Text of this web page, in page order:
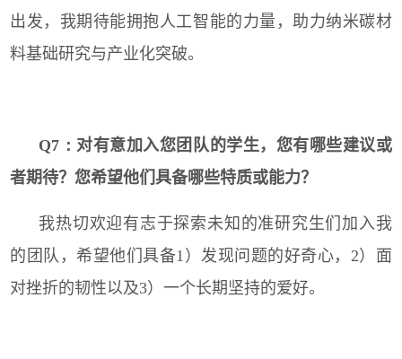
出发，我期待能拥抱人工智能的力量，助力纳米碳材
料基础研究与产业化突破。
Q7：对有意加入您团队的学生，您有哪些建议或
者期待？您希望他们具备哪些特质或能力？
我热切欢迎有志于探索未知的准研究生们加入我
的团队，希望他们具备1 ）发现问题的好奇心， 2）面
对挫折的韧性以及3）一个长期坚持的爱好。